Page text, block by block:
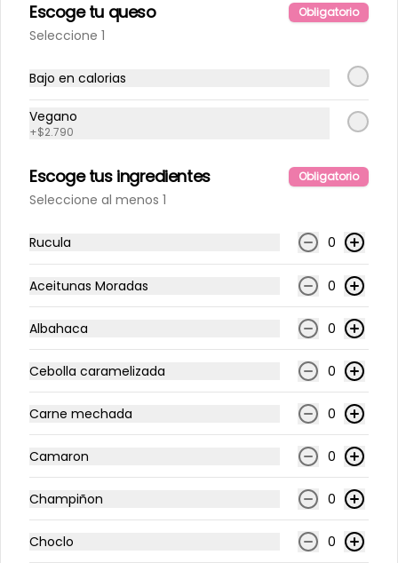
Limonadas
Escoge tu queso Obligatorio
Seleccione 1
Bajo en calorias
Vegano
+$2.790
Escoge tus ingredientes Obligatorio
Seleccione al menos 1
Rucula 0
Aceitunas Moradas 0
Albahaca 0
Cebolla caramelizada 0
Carne mechada 0
Camaron 0
Champiñon 0
Choclo 0